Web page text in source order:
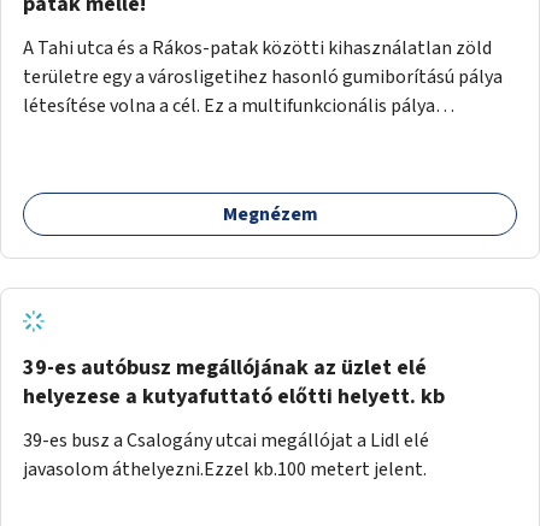
A Tahi utca és a Rákos-patak közötti kihasználatlan zöld
területre egy a városligetihez hasonló gumiborítású pálya
létesítése volna a cél. Ez a multifunkcionális pálya
Megnézem
39-es autóbusz megállójának az üzlet elé
helyezese a kutyafuttató előtti helyett. kb
39-es busz a Csalogány utcai megállójat a Lidl elé
javasolom áthelyezni.Ezzel kb.100 metert jelent.